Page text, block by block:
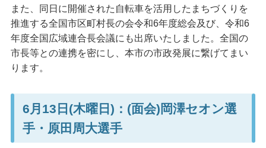
また、同日に開催された自転車を活用したまちづくりを
推進する全国市区町村長の会令和6年度総会及び、令和6
年度全国広域連合長会議にも出席いたしました。全国の
市長等との連携を密にし、本市の市政発展に繋げてまい
ります。
6月13日(木曜日)：(面会)岡澤セオン選
手・原田周大選手